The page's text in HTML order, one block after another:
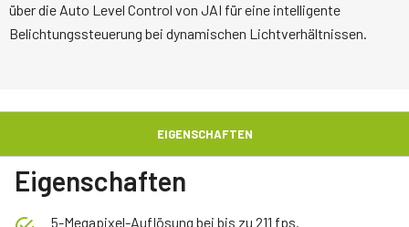
über die Auto Level Control von JAI für eine intelligente
Belichtungssteuerung bei dynamischen Lichtverhältnissen.
EIGENSCHAFTEN
Eigenschaften
5-Megapixel-Auflösung bei bis zu 211 fps.